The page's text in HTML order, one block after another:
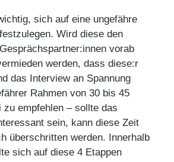
sich auf eine ungefähre
Wird diese den
vorab
werden, dass diese:r
das Interview an Spannung
Rahmen von 30 bis 45
zu empfehlen – sollte das
sein, kann diese Zeit
überschritten werden. Innerhalb
sich auf diese 4 Etappen